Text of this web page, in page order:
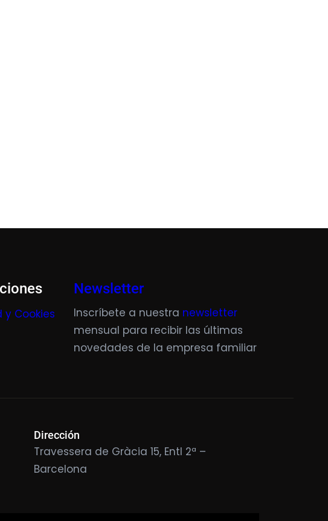
Cookies
Newsletter
Inscríbete a nuestra newsletter
mensual para recibir las últimas
novedades de la empresa familiar
Dirección
Travessera de Gràcia 15, Entl 2ª –
Barcelona